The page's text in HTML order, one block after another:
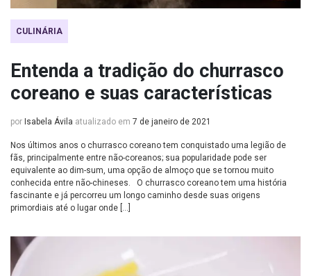
CULINÁRIA
Entenda a tradição do churrasco
coreano e suas características
por Isabela Ávila atualizado em 7 de janeiro de 2021
Nos últimos anos o churrasco coreano tem conquistado uma legião de
fãs, principalmente entre não-coreanos; sua popularidade pode ser
equivalente ao dim-sum, uma opção de almoço que se tornou muito
conhecida entre não-chineses. O churrasco coreano tem uma história
fascinante e já percorreu um longo caminho desde suas origens
primordiais até o lugar onde […]